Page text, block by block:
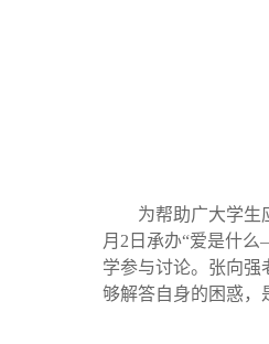
为帮助广大学生
月2日承办“爱是什
学参与讨论。张向强
够解答自身的困惑，